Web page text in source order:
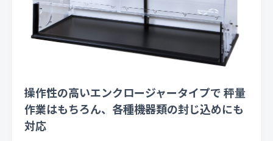
操作性の高いエンクロージャータイプで 秤量
作業はもちろん、各種機器類の封じ込めにも
対応